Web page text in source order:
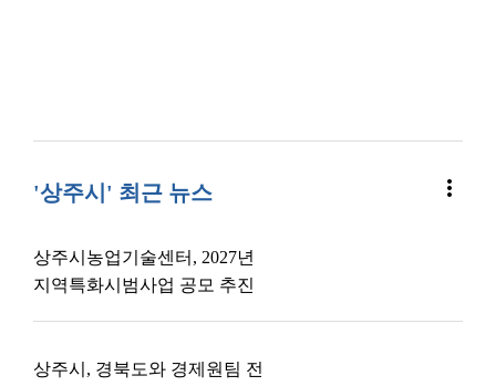
'상주시' 최근 뉴스 more_vert
상주시농업기술센터, 2027년
지역특화시범사업 공모 추진
상주시, 경북도와 경제원팀 전